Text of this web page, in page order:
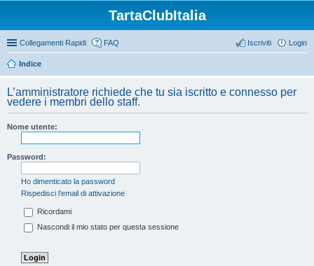
TartaClubItalia
Collegamenti Rapidi FAQ Login
Iscriviti
Indice
L’amministratore richiede che tu sia iscritto e connesso per
vedere i membri dello staff.
Nome utente:
Password:
Ho dimenticato la password
Rispedisci l’email di attivazione
Ricordami
Nascondi il mio stato per questa sessione